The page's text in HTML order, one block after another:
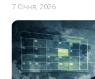
7 Січня, 2026